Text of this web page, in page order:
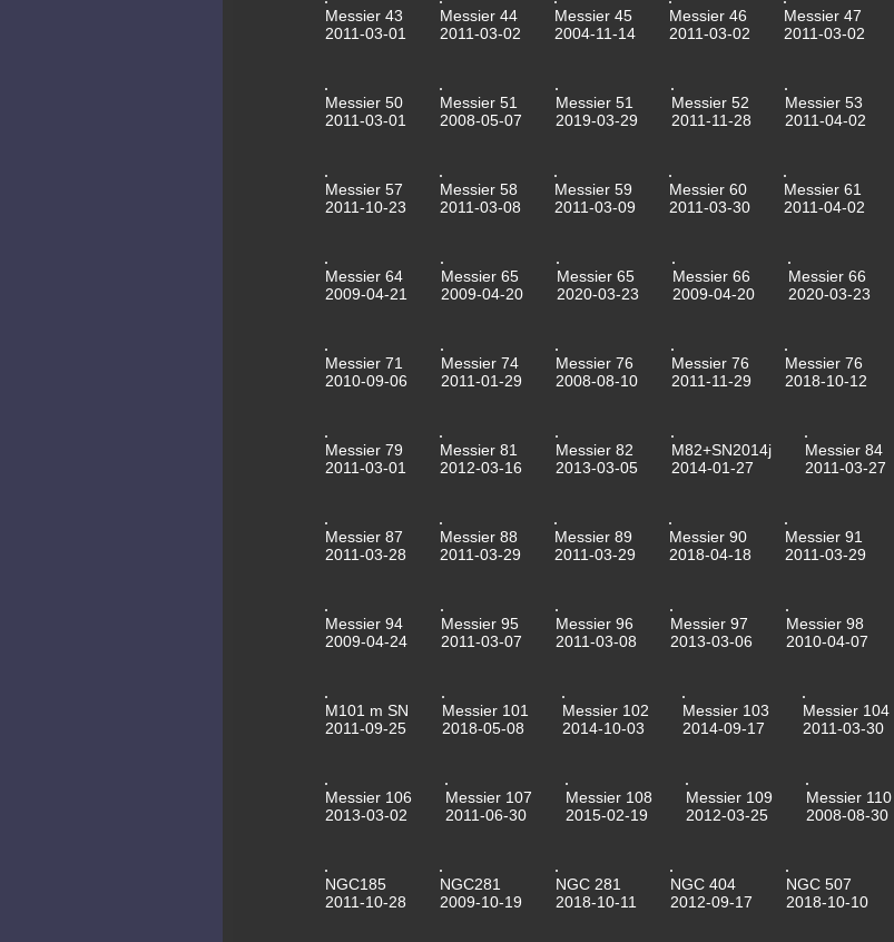
Messier 43
2011-03-01
Messier 44
2011-03-02
Messier 45
2004-11-14
Messier 46
2011-03-02
Messier 47
2011-03-02
Messier 50
2011-03-01
Messier 51
2008-05-07
Messier 51
2019-03-29
Messier 52
2011-11-28
Messier 53
2011-04-02
Messier 57
2011-10-23
Messier 58
2011-03-08
Messier 59
2011-03-09
Messier 60
2011-03-30
Messier 61
2011-04-02
Messier 64
2009-04-21
Messier 65
2009-04-20
Messier 65
2020-03-23
Messier 66
2009-04-20
Messier 66
2020-03-23
Messier 71
2010-09-06
Messier 74
2011-01-29
Messier 76
2008-08-10
Messier 76
2011-11-29
Messier 76
2018-10-12
Messier 79
2011-03-01
Messier 81
2012-03-16
Messier 82
2013-03-05
M82+SN2014j
2014-01-27
Messier 84
2011-03-27
Messier 87
2011-03-28
Messier 88
2011-03-29
Messier 89
2011-03-29
Messier 90
2018-04-18
Messier 91
2011-03-29
Messier 94
2009-04-24
Messier 95
2011-03-07
Messier 96
2011-03-08
Messier 97
2013-03-06
Messier 98
2010-04-07
M101 m SN
2011-09-25
Messier 101
2018-05-08
Messier 102
2014-10-03
Messier 103
2014-09-17
Messier 104
2011-03-30
Messier 106
2013-03-02
Messier 107
2011-06-30
Messier 108
2015-02-19
Messier 109
2012-03-25
Messier 110
2008-08-30
NGC185
2011-10-28
NGC281
2009-10-19
NGC 281
2018-10-11
NGC 404
2012-09-17
NGC 507
2018-10-10